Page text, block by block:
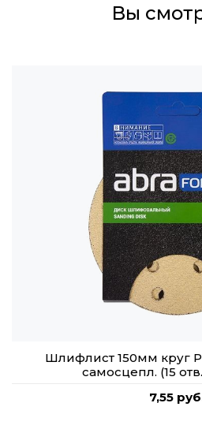
Вы
Шлифлист 150мм круг
самосцепл. (15
7,55